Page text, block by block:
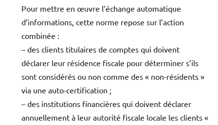
Pour mettre en œuvre l’échange automatique
d’informations, cette norme repose sur l’action
combinée :
– des clients titulaires de comptes qui doivent
déclarer leur résidence fiscale pour déterminer s’ils
sont considérés ou non comme des « non-résidents »
via une auto-certification ;
– des institutions financières qui doivent déclarer
annuellement à leur autorité fiscale locale les clients «